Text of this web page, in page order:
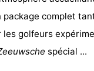
package complet
golfeurs
spécial ...